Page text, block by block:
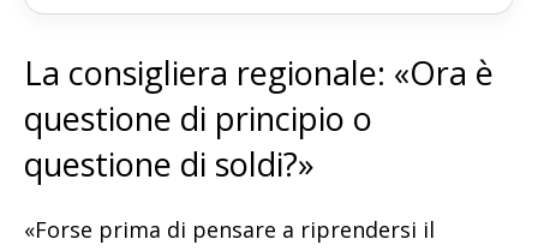
La consigliera regionale: «Ora è
questione di principio o
questione di soldi?»
«Forse prima di pensare a riprendersi il